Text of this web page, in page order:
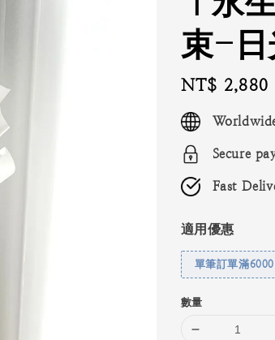
束-日
Regular
price
NT$ 2,880
Secure
Fast
適用優惠
單筆訂單滿
數量